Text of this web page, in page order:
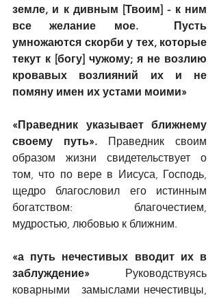
земле, и к дивным [Твоим] - к ним
все желание мое.  Пусть
умножаются скорби у тех, которые
текут к [богу] чужому; я не возлию
кровавых возлияний их и не
помяну имен их устами моими»
«Праведник указывает ближнему
своему путь». Праведник своим
образом жизни свидетельствует о
том, что по вере в Иисуса, Господь,
щедро благословил его истинным
богатством: благочестием,
мудростью, любовью к ближним.
«а путь нечестивых вводит их в
заблуждение» Руководствуясь
коварными   замыслами нечестивцы,